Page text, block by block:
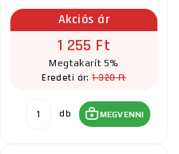
Akciós ár
1 255 Ft
Megtakarít 5%
Eredeti ár:1 320 Ft
db MEGVENNI